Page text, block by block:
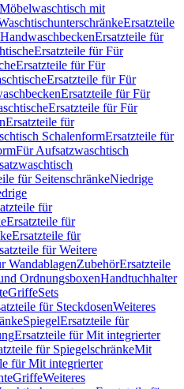
mit
Ersatzteile
Ersatzteile für
Ersatzteile für Für
Ersatzteile für Für
Ersatzteile für Für
Ersatzteile für Für
Ersatzteile für Für
Ersatzteile für
SchalenformErsatzteile für
Für Aufsatzwaschtisch
für SeitenschränkeNiedrige
für
Ersatzteile für
Ersatzteile für
für Weitere
WandablagenZubehörErsatzteile
OrdnungsboxenHandtuchhalter
GriffeSets
für SteckdosenWeiteres
SpiegelErsatzteile für
Ersatzteile für Mit integrierter
für SpiegelschränkeMit
für Mit integrierter
GriffeWeiteres